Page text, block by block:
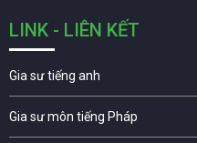
LINK - LIÊN KẾT
Gia sư tiếng anh
Gia sư môn tiếng Pháp